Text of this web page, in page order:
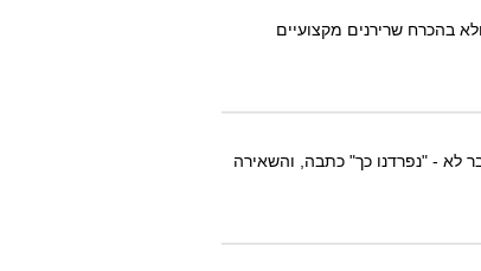
בהכרח שרירנים מקצועיים
לא - "נפרדנו כך" כתבה, והשאירה